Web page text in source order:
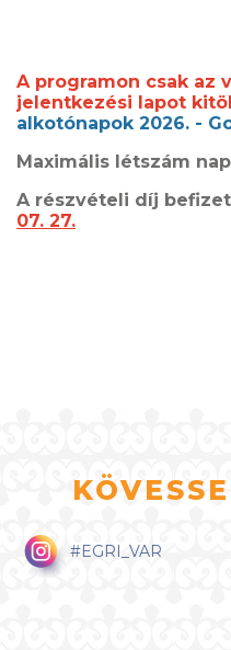
A programon csak az
jelentkezési lapot
alkotónapok 2026. -
Maximális létszám
A részvételi díj
07. 27.
#EGRI_VAR